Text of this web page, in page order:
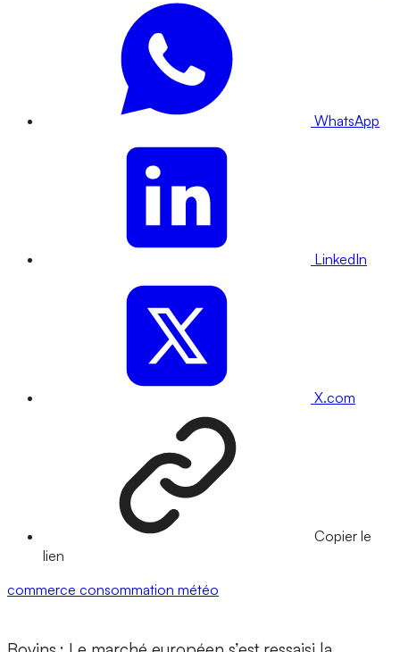
WhatsApp
LinkedIn
X.com
Copier le
lien
commerce consommation météo